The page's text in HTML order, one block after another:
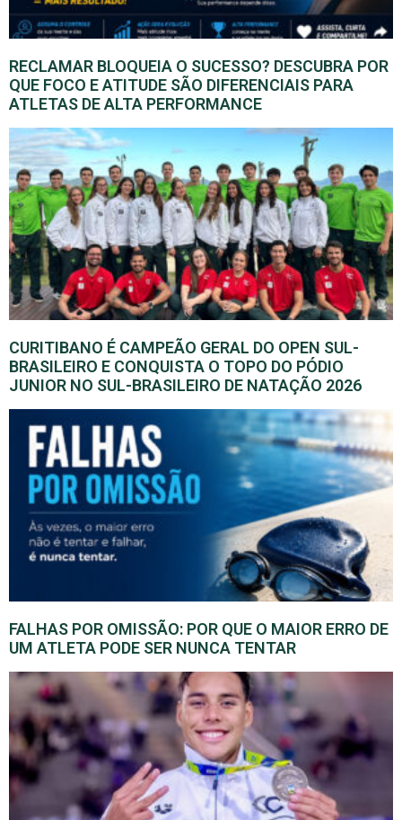
RECLAMAR BLOQUEIA O SUCESSO? DESCUBRA POR
QUE FOCO E ATITUDE SÃO DIFERENCIAIS PARA
ATLETAS DE ALTA PERFORMANCE
CURITIBANO É CAMPEÃO GERAL DO OPEN SUL-
BRASILEIRO E CONQUISTA O TOPO DO PÓDIO
JUNIOR NO SUL-BRASILEIRO DE NATAÇÃO 2026
FALHAS POR OMISSÃO: POR QUE O MAIOR ERRO DE
UM ATLETA PODE SER NUNCA TENTAR